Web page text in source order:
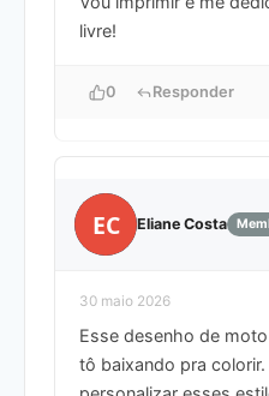
livre!
0 Responder
EC Eliane Costa
30 maio 2026
Esse desenho de
tô baixando pra colorir.